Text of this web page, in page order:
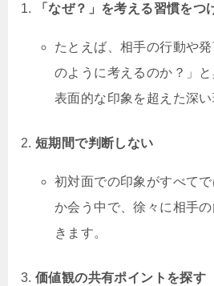
「なぜ？」を考える習慣をつ
たとえば、相手の行動や
のように考えるのか？」と
表面的な印象を超えた深い
短期間で判断しない
初対面での印象がすべて
か会う中で、徐々に相手
きます。
価値観の共有ポイントを探す